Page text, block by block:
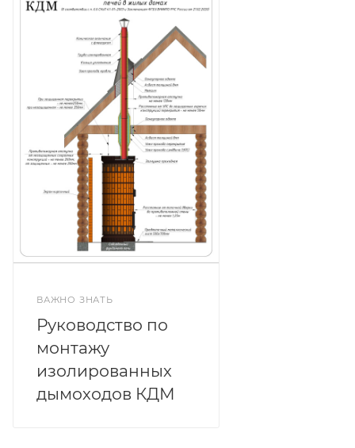
ВАЖНО ЗНАТЬ
Руководство по
монтажу
изолированных
дымоходов КДМ